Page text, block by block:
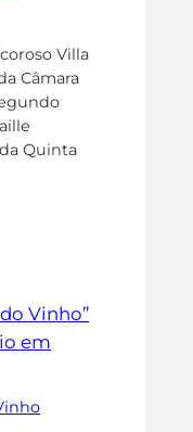
Villa
Câmara
Quinta